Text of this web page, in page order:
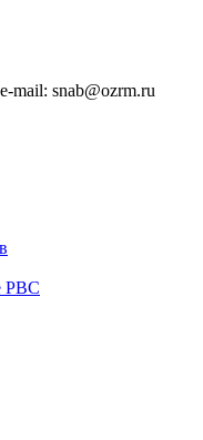
mail: snab@ozrm.ru
РВС